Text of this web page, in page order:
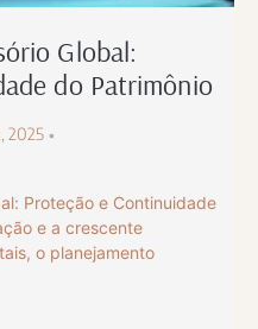
Global:
do Patrimônio
2025 •
Proteção e Continuidade
e a crescente
o planejamento